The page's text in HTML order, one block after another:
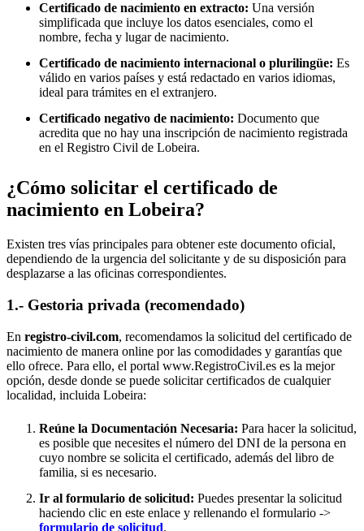
Certificado de nacimiento en extracto: Una versión
simplificada que incluye los datos esenciales, como el
nombre, fecha y lugar de nacimiento.
Certificado de nacimiento internacional o plurilingüe: Es
válido en varios países y está redactado en varios idiomas,
ideal para trámites en el extranjero.
Certificado negativo de nacimiento: Documento que
acredita que no hay una inscripción de nacimiento registrada
en el Registro Civil de Lobeira.
¿Cómo solicitar el certificado de
nacimiento en Lobeira?
Existen tres vías principales para obtener este documento oficial,
dependiendo de la urgencia del solicitante y de su disposición para
desplazarse a las oficinas correspondientes.
1.- Gestoria privada (recomendado)
En registro-civil.com, recomendamos la solicitud del certificado de
nacimiento de manera online por las comodidades y garantías que
ello ofrece. Para ello, el portal www.RegistroCivil.es es la mejor
opción, desde donde se puede solicitar certificados de cualquier
localidad, incluida Lobeira:
Reúne la Documentación Necesaria: Para hacer la solicitud,
es posible que necesites el número del DNI de la persona en
cuyo nombre se solicita el certificado, además del libro de
familia, si es necesario.
Ir al formulario de solicitud: Puedes presentar la solicitud
haciendo clic en este enlace y rellenando el formulario ->
formulario de solicitud.